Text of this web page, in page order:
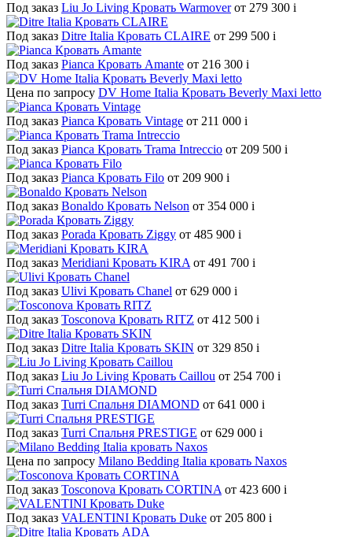
Под заказ Liu Jo Living Кровать Warmover от 279 300 i
Под заказ Ditre Italia Кровать CLAIRE от 299 500 i
Под заказ Pianca Кровать Amante от 216 300 i
Цена по запросу DV Home Italia Кровать Beverly Maxi letto
Под заказ Pianca Кровать Vintage от 211 000 i
Под заказ Pianca Кровать Trama Intreccio от 209 500 i
Под заказ Pianca Кровать Filo от 209 900 i
Под заказ Bonaldo Кровать Nelson от 354 000 i
Под заказ Porada Кровать Ziggy от 485 900 i
Под заказ Meridiani Кровать KIRA от 491 700 i
Под заказ Ulivi Кровать Chanel от 629 000 i
Под заказ Tosconova Кровать RITZ от 412 500 i
Под заказ Ditre Italia Кровать SKIN от 329 850 i
Под заказ Liu Jo Living Кровать Caillou от 254 700 i
Под заказ Turri Спальня DIAMOND от 641 000 i
Под заказ Turri Спальня PRESTIGE от 629 000 i
Цена по запросу Milano Bedding Italia кровать Naxos
Под заказ Tosconova Кровать CORTINA от 423 600 i
Под заказ VALENTINI Кровать Duke от 205 800 i